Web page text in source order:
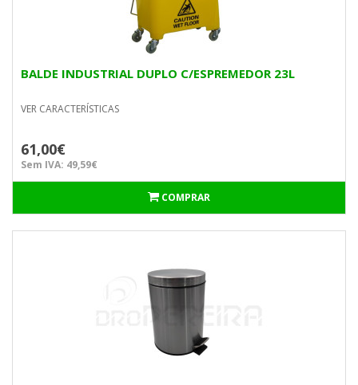
BALDE INDUSTRIAL DUPLO C/ESPREMEDOR 23L
VER CARACTERÍSTICAS
61,00€
Sem IVA: 49,59€
COMPRAR